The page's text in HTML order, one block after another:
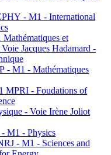
- M1 - International
et
Jacques Hadamard -
- M1 - Mathématiques
MPRI - Foudations of
- Voie Irène Joliot
M1 - Physics
- M1 - Sciences and